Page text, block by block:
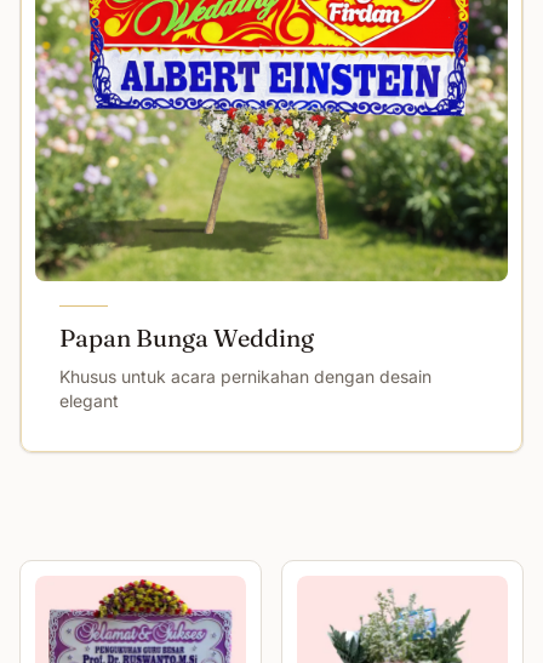
Papan Bunga Wedding
Khusus untuk acara pernikahan dengan desain
elegant